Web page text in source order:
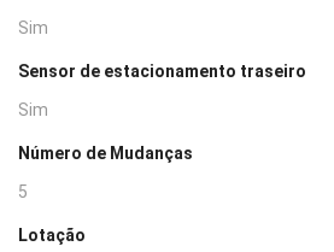
Sim
Sensor de estacionamento traseiro
Sim
Número de Mudanças
5
Lotação